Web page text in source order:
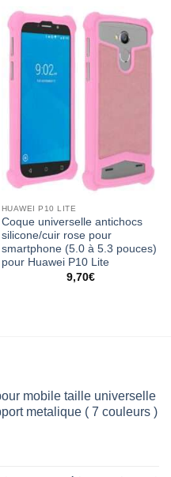
HUAWEI P10 LITE
Coque universelle antichocs
silicone/cuir rose pour
smartphone (5.0 à 5.3 pouces)
pour Huawei P10 Lite
9,70€
mobile taille universelle
metalique ( 7 couleurs )